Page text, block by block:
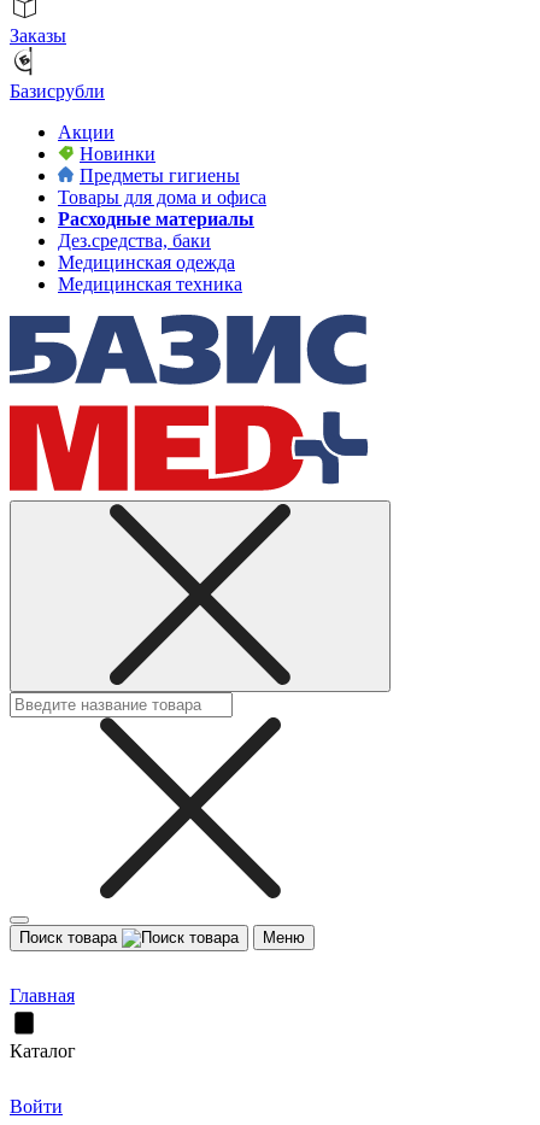
Заказы
Базисрубли
Акции
Новинки
Предметы гигиены
Товары для дома и офиса
Расходные материалы
Дез.средства, баки
Медицинская одежда
Медицинская техника
Поиск товара Меню
Главная
Каталог
Войти